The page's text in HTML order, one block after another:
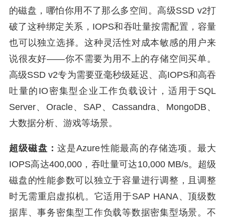
的磁盘，哪怕你用不了那么多空间。高级SSD v2打
破了这种绑定关系，IOPS和吞吐量按需配置，容量
也可以独立选择。这种灵活性对成本敏感的用户来
说很友好——你不需要为用不上的存储空间买单。
高级SSD v2专为需要亚毫秒级延迟、高IOPS和高吞
吐量的IO密集型企业工作负载设计，适用于SQL
Server、Oracle、SAP、Cassandra、MongoDB、
大数据分析、游戏等场景。
超级磁盘：这是Azure性能最高的存储选项。最大
IOPS高达400,000，吞吐量可达10,000 MB/s。超级
磁盘的性能参数可以独立于容量进行调整，且调整
时无需重启虚拟机。它适用于SAP HANA、顶级数
据库、事务密集型工作负载等数据密集型场景。不